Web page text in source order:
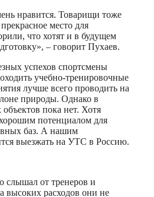
нравится. Товарищи тоже
место для
что хотят и в будущем
– говорит Пухаев.
успехов спортсмены
учебно-тренировочные
лучше всего проводить на
природы. Однако в
пока нет. Хотя
потенциалом для
баз. А нашим
выезжать на УТС в Россию.
слышал от тренеров и
высоких расходов они не